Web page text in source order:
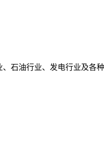
石油行业、发电行业及各